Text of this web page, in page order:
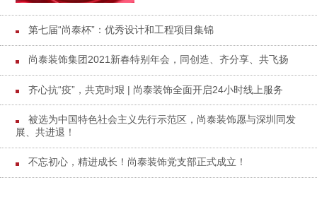
第七届“尚泰杯”：优秀设计和工程项目集锦
尚泰装饰集团2021新春特别年会，同创造、齐分享、共飞扬
齐心抗“疫”，共克时艰 | 尚泰装饰全面开启24小时线上服务
被选为中国特色社会主义先行示范区，尚泰装饰愿与深圳同发
展、共进退！
不忘初心，精进成长！尚泰装饰党支部正式成立！